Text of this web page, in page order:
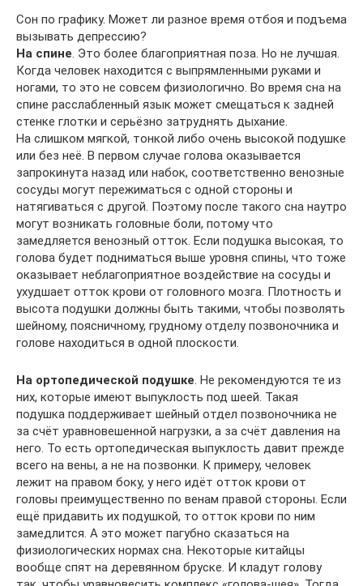
Сон по графику. Может ли разное время отбоя и подъема
вызывать депрессию?
На спине. Это более благоприятная поза. Но не лучшая.
Когда человек находится с выпрямленными руками и
ногами, то это не совсем физиологично. Во время сна на
спине расслабленный язык может смещаться к задней
стенке глотки и серьёзно затруднять дыхание.
На слишком мягкой, тонкой либо очень высокой подушке
или без неё. В первом случае голова оказывается
запрокинута назад или набок, соответственно венозные
сосуды могут пережиматься с одной стороны и
натягиваться с другой. Поэтому после такого сна наутро
могут возникать головные боли, потому что
замедляется венозный отток. Если подушка высокая, то
голова будет подниматься выше уровня спины, что тоже
оказывает неблагоприятное воздействие на сосуды и
ухудшает отток крови от головного мозга. Плотность и
высота подушки должны быть такими, чтобы позволять
шейному, поясничному, грудному отделу позвоночника и
голове находиться в одной плоскости.
На ортопедической подушке. Не рекомендуются те из
них, которые имеют выпуклость под шеей. Такая
подушка поддерживает шейный отдел позвоночника не
за счёт уравновешенной нагрузки, а за счёт давления на
него. То есть ортопедическая выпуклость давит прежде
всего на вены, а не на позвонки. К примеру, человек
лежит на правом боку, у него идёт отток крови от
головы преимущественно по венам правой стороны. Если
ещё придавить их подушкой, то отток крови по ним
замедлится. А это может пагубно сказаться на
физиологических нормах сна. Некоторые китайцы
вообще спят на деревянном бруске. И кладут голову